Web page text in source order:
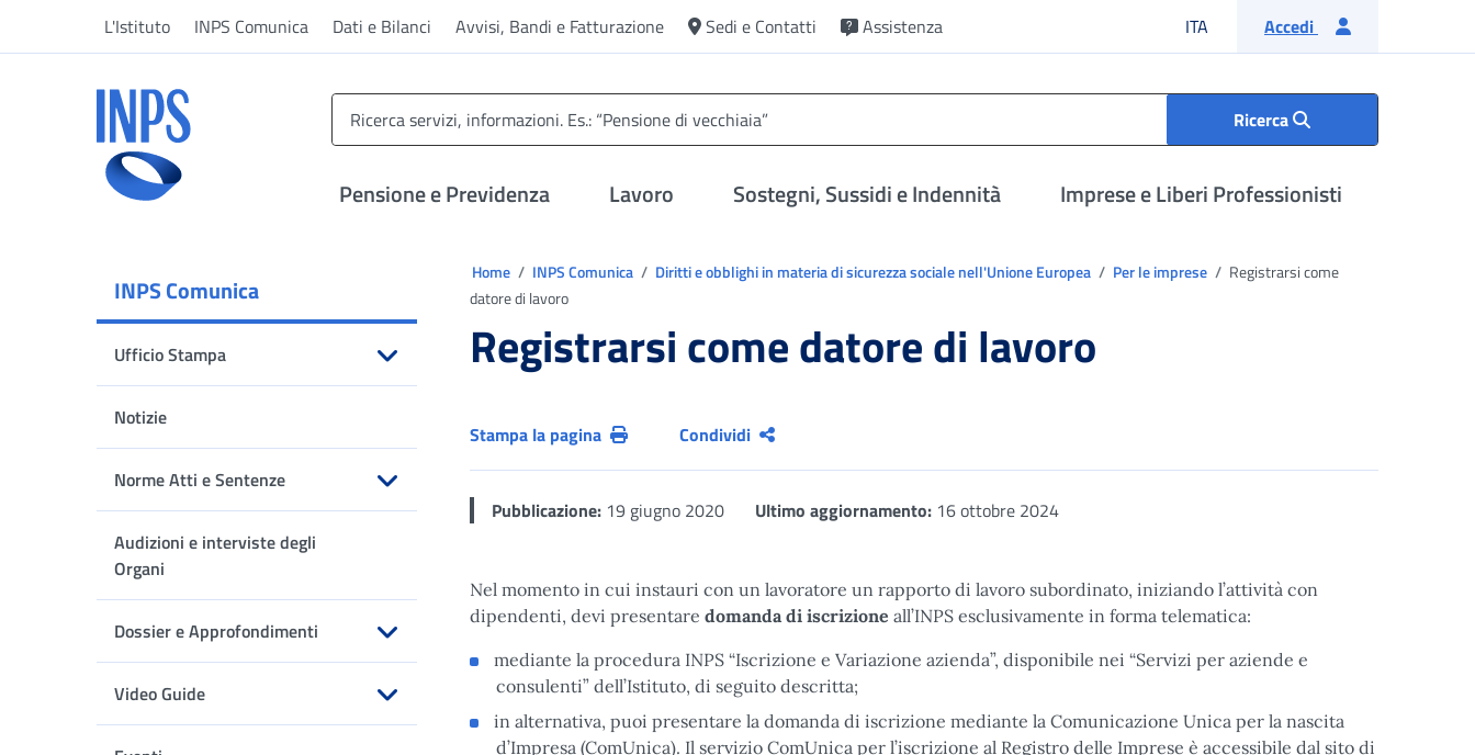
L'Istituto INPS Comunica Dati e Bilanci Avvisi, Bandi e Fatturazione Sedi e Contatti Assistenza ITA Lingua italiana
Accedi
Ricerca
Pensione e Previdenza Lavoro Sostegni, Sussidi e Indennità Imprese e Liberi Professionisti
INPS Comunica
Ufficio Stampa
Apri sottomenu
Notizie
Norme Atti e Sentenze
Apri sottomenu
Audizioni e interviste degli
Organi
Dossier e Approfondimenti
Apri sottomenu
Video Guide
Apri sottomenu
Home INPS Comunica Diritti e obblighi in materia di sicurezza sociale nell'Unione Europea Per le imprese
Registrarsi come
datore di lavoro
Registrarsi come datore di lavoro
Stampa la pagina Condividi
Pubblicazione: 19 giugno 2020 Ultimo aggiornamento: 16 ottobre 2024
Nel momento in cui instauri con un lavoratore un rapporto di lavoro subordinato, iniziando l’attività con
dipendenti, devi presentare domanda di iscrizione all’INPS esclusivamente in forma telematica:
mediante la procedura INPS “Iscrizione e Variazione azienda”, disponibile nei “Servizi per aziende e
consulenti” dell’Istituto, di seguito descritta;
in alternativa, puoi presentare la domanda di iscrizione mediante la Comunicazione Unica per la nascita
d’Impresa (ComUnica). Il servizio ComUnica per l’iscrizione al Registro delle Imprese è accessibile dal sito di